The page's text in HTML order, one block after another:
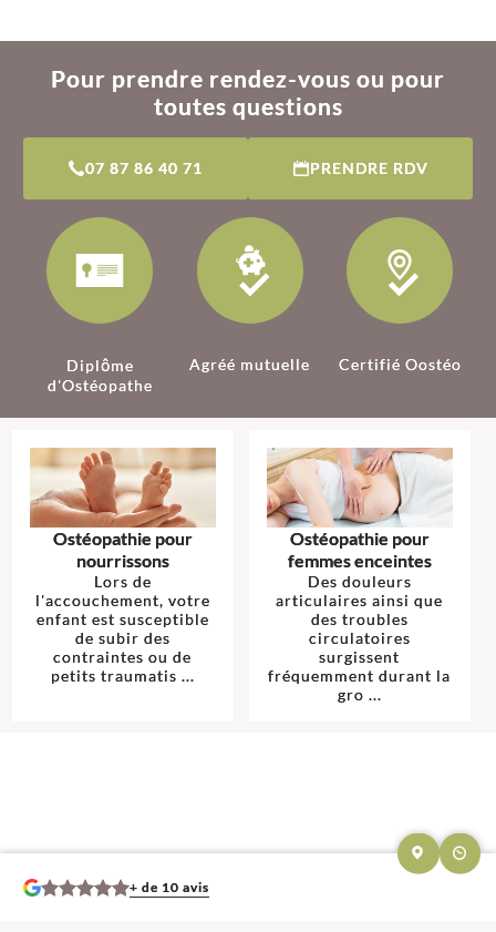
Pour prendre rendez-vous ou pour
toutes questions
07 87 86 40 71 PRENDRE RDV
Diplôme
d'Ostéopathe
Agréé mutuelle Certifié Oostéo
Ostéopathie pour
nourrissons
Lors de
l'accouchement, votre
enfant est susceptible
de subir des
contraintes ou de
petits traumatis ...
Ostéopathie pour
femmes enceintes
Des douleurs
articulaires ainsi que
des troubles
circulatoires
surgissent
fréquemment durant la
gro ...
+ de 10 avis